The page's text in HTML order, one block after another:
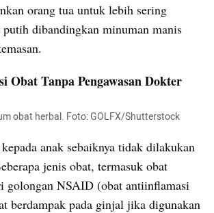
orang tua untuk lebih sering
dibandingkan minuman manis
Obat Tanpa Pengawasan Dokter
obat herbal. Foto: GOLFX/Shutterstock
anak sebaiknya tidak dilakukan
jenis obat, termasuk obat
golongan NSAID (obat antiinflamasi
berdampak pada ginjal jika digunakan